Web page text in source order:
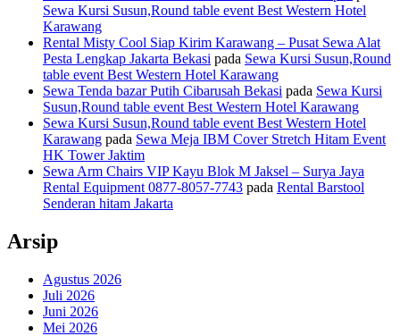
Sewa Kursi Susun,Round table event Best Western Hotel
Karawang
Rental Misty Cool Siap Kirim Karawang – Pusat Sewa Alat
Pesta Lengkap Jakarta Bekasi pada Sewa Kursi Susun,Round
table event Best Western Hotel Karawang
Sewa Tenda bazar Putih Cibarusah Bekasi pada Sewa Kursi
Susun,Round table event Best Western Hotel Karawang
Sewa Kursi Susun,Round table event Best Western Hotel
Karawang pada Sewa Meja IBM Cover Stretch Hitam Event
HK Tower Jaktim
Sewa Arm Chairs VIP Kayu Blok M Jaksel – Surya Jaya
Rental Equipment 0877-8057-7743 pada Rental Barstool
Senderan hitam Jakarta
Arsip
Agustus 2026
Juli 2026
Juni 2026
Mei 2026